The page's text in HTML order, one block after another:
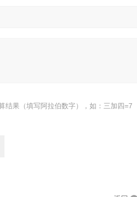
结果（填写阿拉伯数字），如：三加四=7